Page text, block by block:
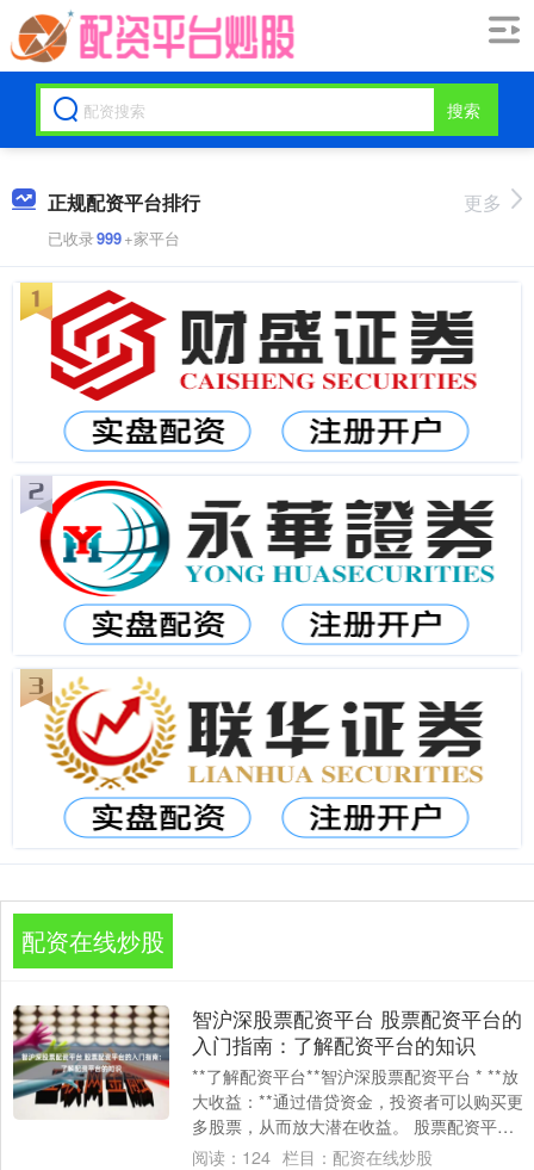
搜索
正规配资平台排行
已收录999+家平台
更多
配资在线炒股
智沪深股票配资平台 股票配资平台的
入门指南：了解配资平台的知识
**了解配资平台**智沪深股票配资平台 * **放
大收益：**通过借贷资金，投资者可以购买更
多股票，从而放大潜在收益。 股票配资平台
是一种金融服务，允许投资者借....
阅读： 124 栏目： 配资在线炒股